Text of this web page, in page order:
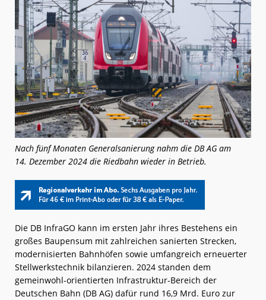
Nach fünf Monaten Generalsanierung nahm die DB AG am
14. Dezember 2024 die Riedbahn wieder in Betrieb.
Die DB InfraGO kann im ersten Jahr ihres Bestehens ein
großes Baupensum mit zahlreichen sanierten Strecken,
modernisierten Bahnhöfen sowie umfangreich erneuerter
Stellwerkstechnik bilanzieren. 2024 standen dem
gemeinwohl-orientierten Infrastruktur-Bereich der
Deutschen Bahn (DB AG) dafür rund 16,9 Mrd. Euro zur